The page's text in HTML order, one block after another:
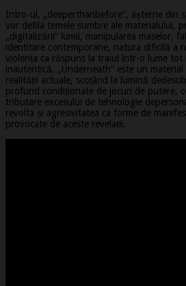
Intro-ul, „deeperthanbefore”, așterne din
vor defila temele sumbre ale materialului,
„digitalizării” lumii, manipularea maselor,
identitare contemporane, natura dificilă a
violența ca răspuns la traiul într-o lume tot
inautentică. „Underneath” este un
realității actuale, scoțând la lumină
profund condiționate de jocuri de putere,
tributare excesului de tehnologie
revolta și agresivitatea ca forme de
provocate de aceste revelații.